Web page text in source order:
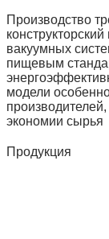
Производство
вакуумных
пищевым
модели
экономии сырья
Продукция